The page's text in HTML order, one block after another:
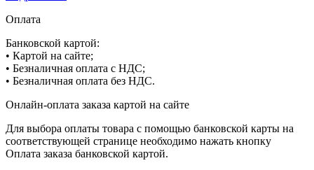
Оплата
Банковской картой:
• Картой на сайте;
• Безналичная оплата с НДС;
• Безналичная оплата без НДС.
Онлайн-оплата заказа картой на сайте
Для выбора оплаты товара с помощью банковской карты на
соответствующей странице необходимо нажать кнопку
Оплата заказа банковской картой.